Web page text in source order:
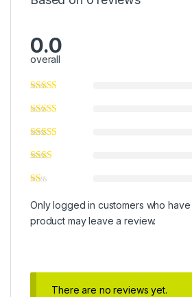
0.0
overall
Only logged in customers who
product may leave a review.
There are no reviews yet.